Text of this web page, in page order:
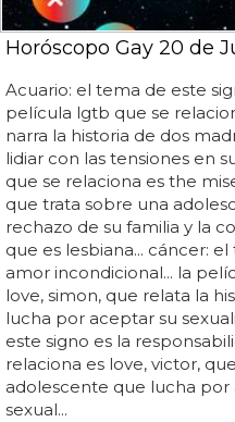
Horóscopo Gay 20 de
Acuario: el tema de este
película lgtb que se
narra la historia de dos
lidiar con las tensiones en
que se relaciona es the
que trata sobre una
rechazo de su familia y la
que es lesbiana... cáncer:
amor incondicional... la
love, simon, que relata la
lucha por aceptar su
este signo es la
relaciona es love, victor,
adolescente que lucha
sexual...